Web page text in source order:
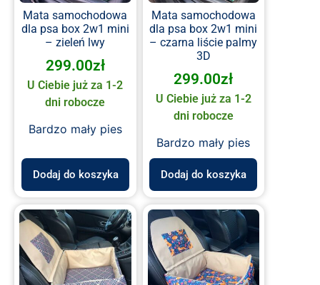
Mata samochodowa
dla psa box 2w1 mini
– zieleń lwy
299.00zł
U Ciebie już za 1-2
dni robocze
Bardzo mały pies
Dodaj do koszyka
Mata samochodowa
dla psa box 2w1 mini
– czarna liście palmy
3D
299.00zł
U Ciebie już za 1-2
dni robocze
Bardzo mały pies
Dodaj do koszyka